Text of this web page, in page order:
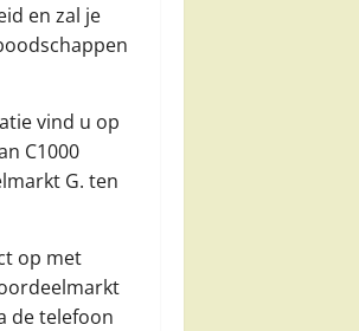
en zal je
vind u op
C1000
G. ten
op met
de telefoon